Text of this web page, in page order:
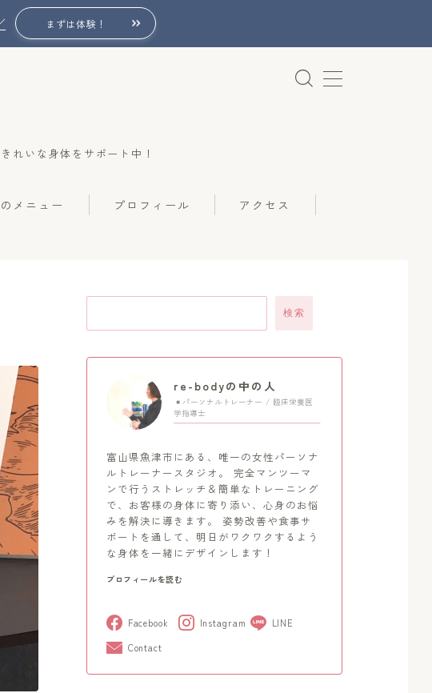
まずは体験！
れいな身体をサポート中！
メニュー プロフィール アクセス
検索
re-bodyの中の人
パーソナルトレーナー / 臨床栄養医
学指導士
富山県魚津市にある、唯一の女性パーソナ
ルトレーナースタジオ。 完全マンツーマ
ンで行うストレッチ＆簡単なトレーニング
で、お客様の身体に寄り添い、心身のお悩
みを解決に導きます。 姿勢改善や食事サ
ポートを通して、明日がワクワクするよう
な身体を一緒にデザインします！
プロフィールを読む
Facebook Instagram
LINE
Contact